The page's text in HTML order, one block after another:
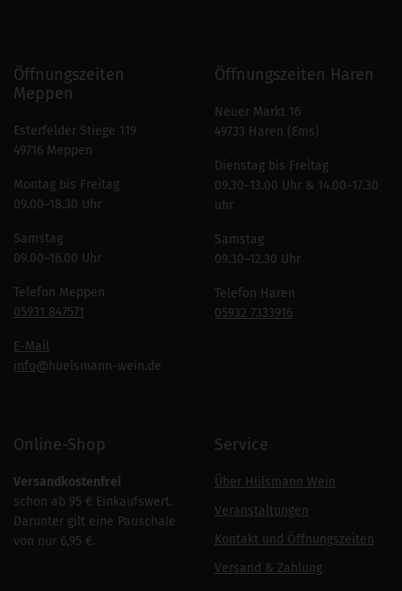
Öffnungszeiten
Meppen
Esterfelder Stiege 119
49716 Meppen
Montag bis Freitag
09.00–18.30 Uhr
Samstag
09.00–16.00 Uhr
Telefon Meppen
05931 847571
E-Mail
info@huelsmann-wein.de
Öffnungszeiten Haren
Neuer Markt 16
49733 Haren (Ems)
Dienstag bis Freitag
09.30–13.00 Uhr & 14.00–17.30
uhr
Samstag
09.30–12.30 Uhr
Telefon Haren
05932 7333916
Online-Shop
Versandkostenfrei
schon ab 95 € Einkaufswert.
Darunter gilt eine Pauschale
von nur 6,95 €.
Service
Über Hülsmann Wein
Veranstaltungen
Kontakt und Öffnungszeiten
Versand & Zahlung